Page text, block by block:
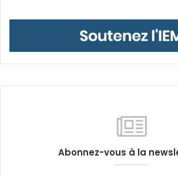
Abonnez-vous à la